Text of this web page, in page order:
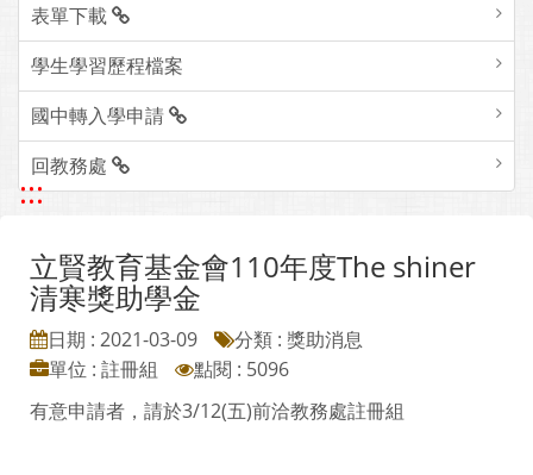
表單下載
學生學習歷程檔案
國中轉入學申請
回教務處
:::
立賢教育基金會110年度The shiner
清寒獎助學金
日期 : 2021-03-09
分類 : 獎助消息
單位 : 註冊組
點閱 : 5096
有意申請者，請於3/12(五)前洽教務處註冊組